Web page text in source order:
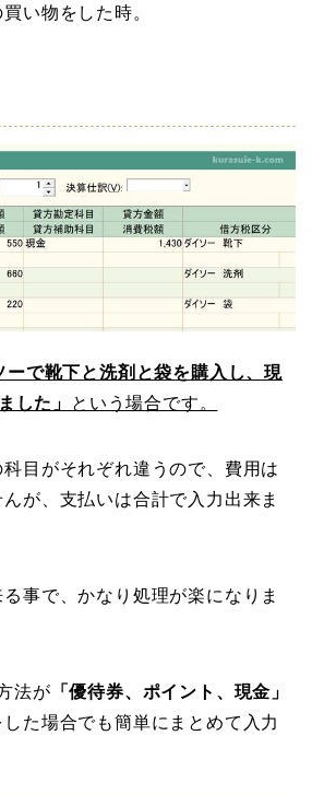
い物をした時。
ーで靴下と洗剤と袋を購入し、現
した」
という場合です。
目がそれぞれ違うので、費用は
が、支払いは合計で入力出来ま
る事で、かなり処理が楽になりま
法が 「優待券、ポイント、現金」
た場合でも簡単にまとめて入力